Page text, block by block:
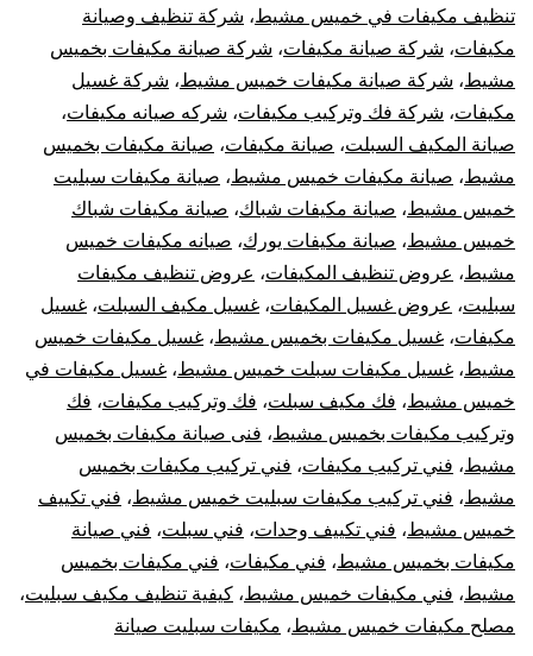
تنظيف مكيفات في خميس مشيط، شركة تنظيف وصيانة
مكيفات، شركة صيانة مكيفات، شركة صيانة مكيفات بخميس
مشيط، شركة صيانة مكيفات خميس مشيط، شركة غسيل
مكيفات، شركة فك وتركيب مكيفات، شركه صيانه مكيفات،
صيانة المكيف السبلت، صيانة مكيفات، صيانة مكيفات بخميس
مشيط، صيانة مكيفات خميس مشيط، صيانة مكيفات سبليت
خميس مشيط، صيانة مكيفات شباك، صيانة مكيفات شباك
خميس مشيط، صيانة مكيفات يورك، صيانه مكيفات خميس
مشيط، عروض تنظيف المكيفات، عروض تنظيف مكيفات
سبليت، عروض غسيل المكيفات، غسيل مكيف السبلت، غسيل
مكيفات، غسيل مكيفات بخميس مشيط، غسيل مكيفات خميس
مشيط، غسيل مكيفات سبلت خميس مشيط، غسيل مكيفات في
خميس مشيط، فك مكيف سبلت، فك وتركيب مكيفات، فك
وتركيب مكيفات بخميس مشيط، فنى صيانة مكيفات بخميس
مشيط، فني تركيب مكيفات، فني تركيب مكيفات بخميس
مشيط، فني تركيب مكيفات سبليت خميس مشيط، فني تكييف
خميس مشيط، فني تكييف وحدات، فني سبلت، فني صيانة
مكيفات بخميس مشيط، فني مكيفات، فني مكيفات بخميس
مشيط، فني مكيفات خميس مشيط، كيفية تنظيف مكيف سبليت،
مصلح مكيفات خميس مشيط، مكيفات سبليت صيانة